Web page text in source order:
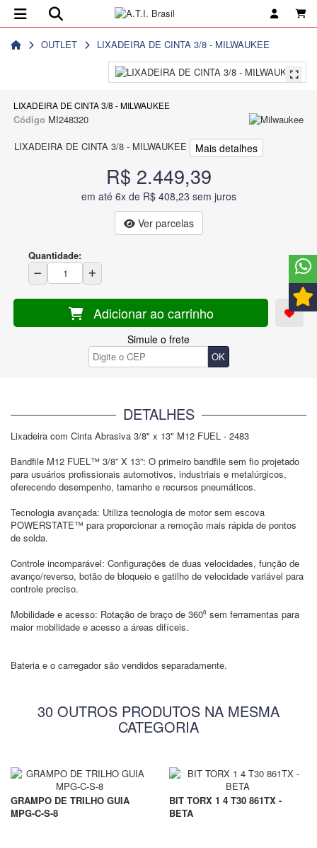
OUTLET LIXADEIRA DE CINTA 3/8 - MILWAUKEE
LIXADEIRA DE CINTA 3/8 - MILWAUKEE
Código MI248320
LIXADEIRA DE CINTA 3/8 - MILWAUKEE Mais detalhes
R$ 2.449,39
em até 6x de R$ 408,23 sem juros
Ver parcelas
Quantidade:
Adicionar ao carrinho
Simule o frete
DETALHES
Lixadeira com Cinta Abrasiva 3/8" x 13" M12 FUEL - 2483
Bandfile M12 FUEL™ 3/8” X 13”: O primeiro bandfile sem fio projetado
para usuários profissionais automotivos, industriais e metalúrgicos,
oferecendo desempenho, tamanho e recursos pneumáticos.
Tecnologia avançada: Utiliza tecnologia de motor sem escova
POWERSTATE™ para proporcionar a remoção mais rápida de pontos
de solda.
Controle incomparável: Configurações de duas velocidades, função de
avanço/reverso, botão de bloqueio e gatilho de velocidade variável para
controle preciso.
Mobilidade e acesso: Rotação de braço de 360⁰ sem ferramentas para
maior mobilidade e acesso a áreas difíceis.
Bateria e o carregador são vendidos separadamente.
30 OUTROS PRODUTOS NA MESMA
CATEGORIA
GRAMPO DE TRILHO GUIA
MPG-C-S-8
BIT TORX 1 4 T30 861TX -
BETA